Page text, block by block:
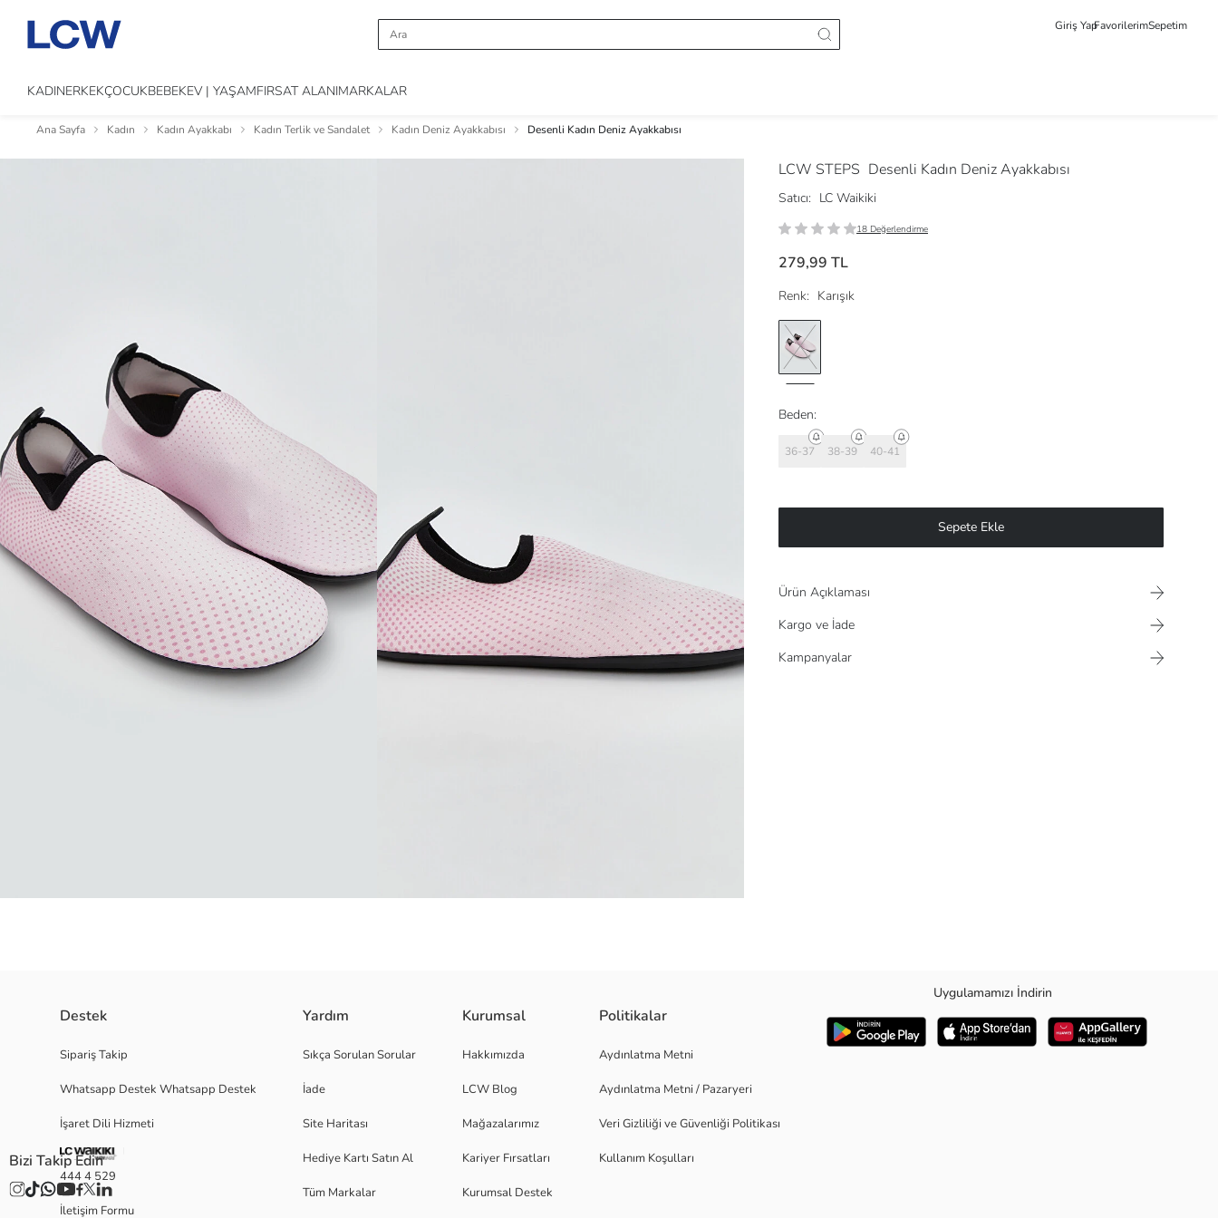
Giriş YapFavorilerimSepetim
KADINERKEKÇOCUKBEBEKEV | YAŞAMFIRSAT ALANIMARKALAR
Ana Sayfa Kadın Kadın Ayakkabı Kadın Terlik ve Sandalet Kadın Deniz Ayakkabısı Desenli Kadın Deniz Ayakkabısı
LCW STEPS Desenli Kadın Deniz Ayakkabısı
Satıcı: LC Waikiki
18 Değerlendirme
279,99 TL
Renk: Karışık
Beden:
36-37 38-39 40-41
Sepete Ekle
Ürün Açıklaması
Kargo ve İade
Kampanyalar
Cinsiyet:
Desen:
Burun Şekli:
Destek
Sipariş Takip
Whatsapp Destek Whatsapp Destek
İşaret Dili Hizmeti
444 4 529
İletişim Formu
Yardım
Sıkça Sorulan Sorular
İade
Site Haritası
Hediye Kartı Satın Al
Tüm Markalar
Kurumsal
Hakkımızda
LCW Blog
Mağazalarımız
Kariyer Fırsatları
Kurumsal Destek
Politikalar
Aydınlatma Metni
Aydınlatma Metni / Pazaryeri
Veri Gizliliği ve Güvenliği Politikası
Kullanım Koşulları
Uygulamamızı İndirin
Bizi Takip Edin